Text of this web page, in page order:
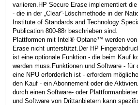
variieren.HP Secure Erase implementiert
- die in der „Clear“-Löschmethode in der
Institute of Standards and Technology
Publication 800-88r beschrieben sind.
Plattformen mit Intel® Optane™ werden
Erase nicht unterstützt.Der HP
ist eine optionale Funktion - die beim Kauf
werden muss.Funktionen und Software - für
eine NPU erforderlich ist - erfordern
den Kauf - ein Abonnement oder die
durch einen Software- oder
und Software von Drittanbietern kann